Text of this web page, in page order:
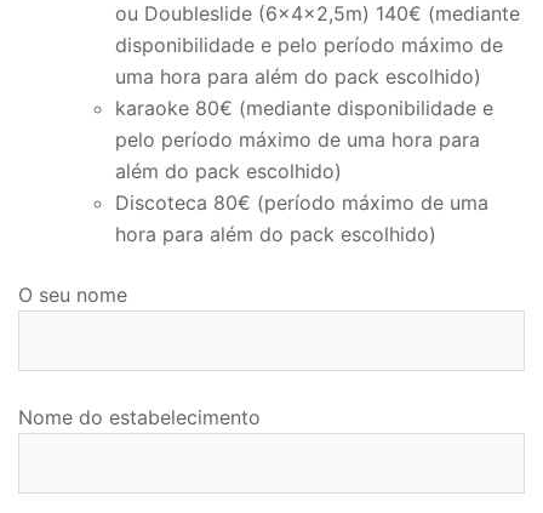
ou Doubleslide (6x4x2,5m) 140€ (mediante
disponibilidade e pelo período máximo de
uma hora para além do pack escolhido)
karaoke 80€ (mediante disponibilidade e
pelo período máximo de uma hora para
além do pack escolhido)
Discoteca 80€ (período máximo de uma
hora para além do pack escolhido)
O seu nome
Nome do estabelecimento